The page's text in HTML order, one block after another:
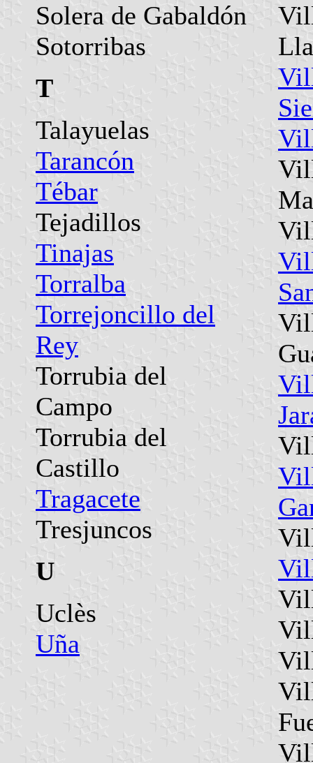
Solera de Gabaldón
Sotorribas
T
Talayuelas
Tarancón
Tébar
Tejadillos
Tinajas
Torralba
Torrejoncillo del
Rey
Torrubia del
Campo
Torrubia del
Castillo
Tragacete
Tresjuncos
U
Uclès
Uña